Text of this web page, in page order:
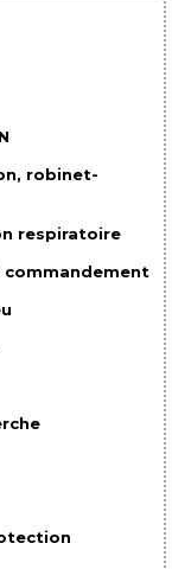
robinet-
respiratoire